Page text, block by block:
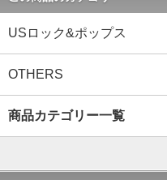
USロック&ポップス
OTHERS
商品カテゴリー一覧